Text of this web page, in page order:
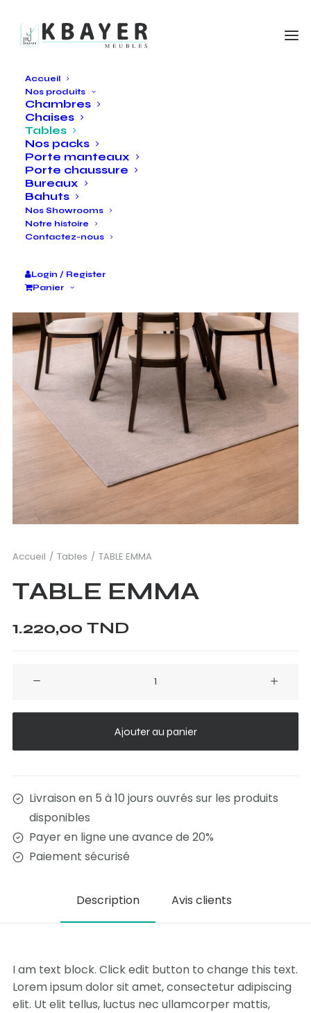
Accueil
Nos produits
Chambres
Chaises
Tables
Nos packs
Porte manteaux
Porte chaussure
Bureaux
Bahuts
Nos Showrooms
Notre histoire
Contactez-nous
Login / Register
Panier
Accueil Tables TABLE EMMA
TABLE EMMA
1.220,00 TND
TABLE
Ajouter au panier
Livraison en 5 à 10 jours ouvrés sur les produits
disponibles
Payer en ligne une avance de 20%
Paiement sécurisé
Description Avis clients
I am text block. Click edit button to change this text.
Lorem ipsum dolor sit amet, consectetur adipiscing
elit. Ut elit tellus, luctus nec ullamcorper mattis,